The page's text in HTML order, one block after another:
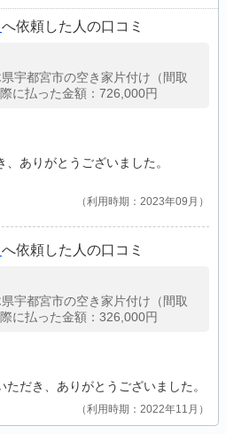
へ依頼した人の口コミ
宇都宮市の空き家片付け（間取
に払った金額：726,000円
ありがとうございました。
利用時期：2023年09月
へ依頼した人の口コミ
宇都宮市の空き家片付け（間取
に払った金額：326,000円
だき、ありがとうございました。
利用時期：2022年11月